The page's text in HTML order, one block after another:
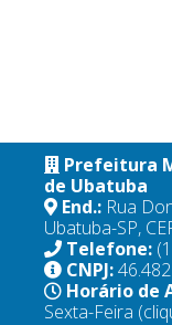
Prefeitura
de Ubatuba
End.: Rua
Ubatuba-SP,
Telefone:
CNPJ:
Horário de
Sexta-Feira